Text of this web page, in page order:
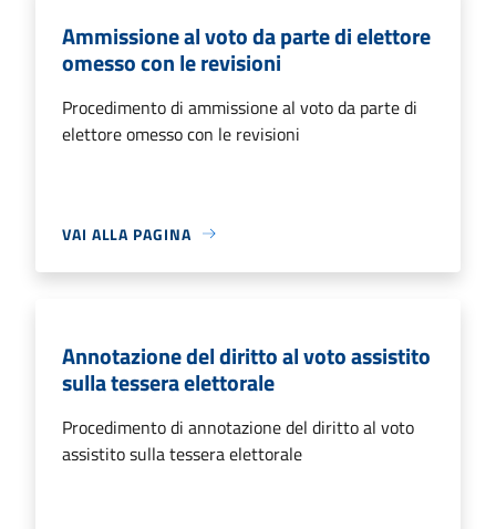
Ammissione al voto da parte di elettore
omesso con le revisioni
Procedimento di ammissione al voto da parte di
elettore omesso con le revisioni
VAI ALLA PAGINA
Annotazione del diritto al voto assistito
sulla tessera elettorale
Procedimento di annotazione del diritto al voto
assistito sulla tessera elettorale